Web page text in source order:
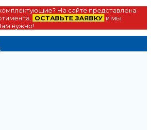
На сайте представлена
ОСТАВЬТЕ ЗАЯВКУ и мы
нужно!